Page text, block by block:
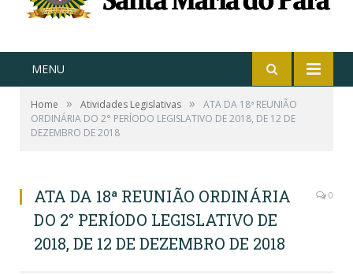
MENU
Home » Atividades Legislativas »
ATA DA 18ª REUNIÃO
ORDINÁRIA DO 2° PERÍODO LEGISLATIVO DE 2018, DE 12 DE
DEZEMBRO DE 2018
ATA DA 18ª REUNIÃO ORDINÁRIA
DO 2° PERÍODO LEGISLATIVO DE
2018, DE 12 DE DEZEMBRO DE 2018
0